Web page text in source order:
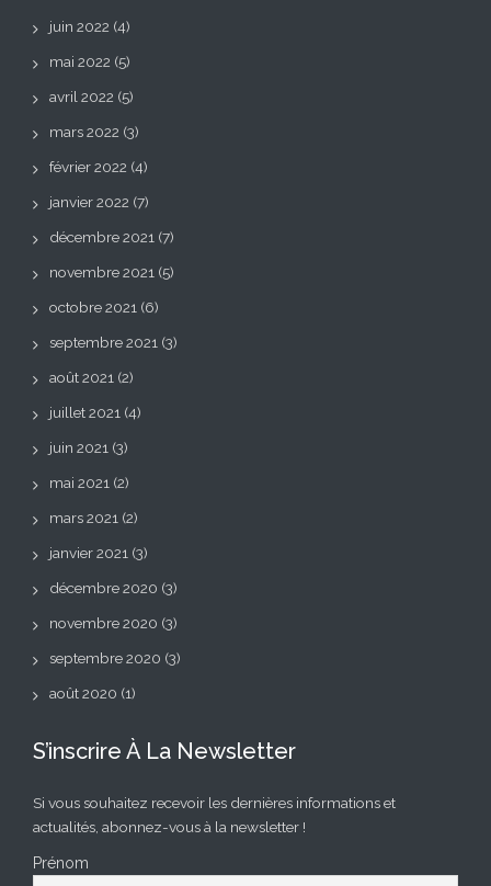
juin 2022 (4)
mai 2022 (5)
avril 2022 (5)
mars 2022 (3)
février 2022 (4)
janvier 2022 (7)
décembre 2021 (7)
novembre 2021 (5)
octobre 2021 (6)
septembre 2021 (3)
août 2021 (2)
juillet 2021 (4)
juin 2021 (3)
mai 2021 (2)
mars 2021 (2)
janvier 2021 (3)
décembre 2020 (3)
novembre 2020 (3)
septembre 2020 (3)
août 2020 (1)
S’inscrire À La Newsletter
Si vous souhaitez recevoir les dernières informations et
actualités, abonnez-vous à la newsletter !
Prénom